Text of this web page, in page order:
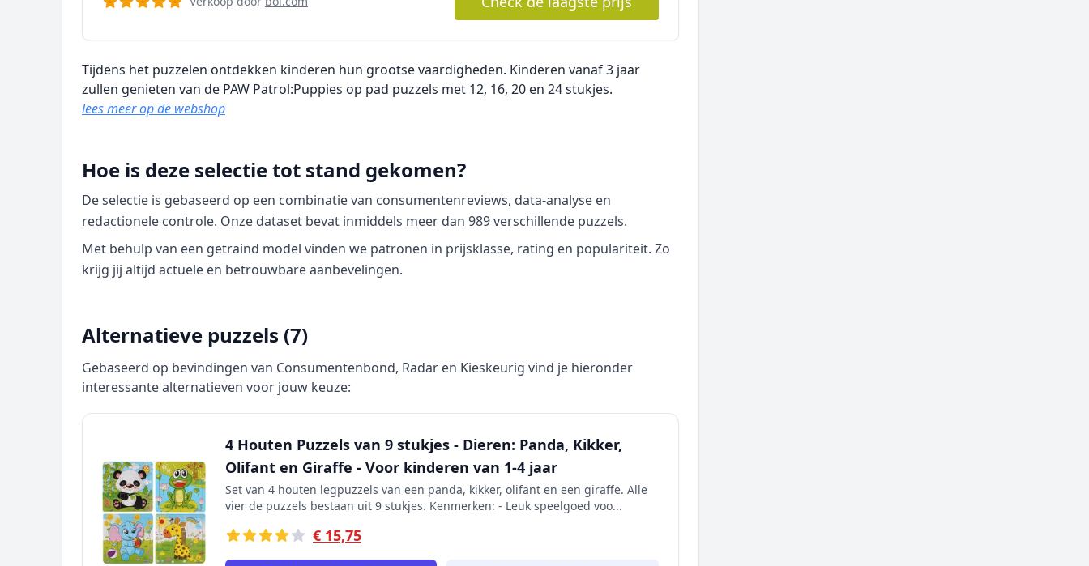
Tijdens het puzzelen ontdekken kinderen hun grootse vaardigheden. Kinderen vanaf 3 jaar
zullen genieten van de PAW Patrol:Puppies op pad puzzels met 12, 16, 20 en 24 stukjes.
lees meer op de webshop
Hoe is deze selectie tot stand gekomen?
De selectie is gebaseerd op een combinatie van consumentenreviews, data‑analyse en
redactionele controle. Onze dataset bevat inmiddels meer dan 989 verschillende puzzels.
Met behulp van een getraind model vinden we patronen in prijsklasse, rating en populariteit. Zo
krijg jij altijd actuele en betrouwbare aanbevelingen.
Alternatieve puzzels (7)
Gebaseerd op bevindingen van Consumentenbond, Radar en Kieskeurig vind je hieronder
interessante alternatieven voor jouw keuze:
4 Houten Puzzels van 9 stukjes - Dieren: Panda, Kikker,
Olifant en Giraffe - Voor kinderen van 1-4 jaar
Set van 4 houten legpuzzels van een panda, kikker, olifant en een giraffe. Alle
vier de puzzels bestaan uit 9 stukjes. Kenmerken: - Leuk speelgoed voo...
€ 15,75